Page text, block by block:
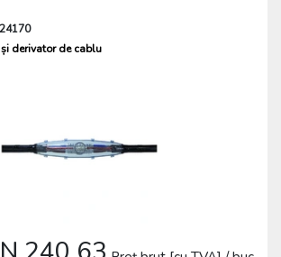
derivator de cablu